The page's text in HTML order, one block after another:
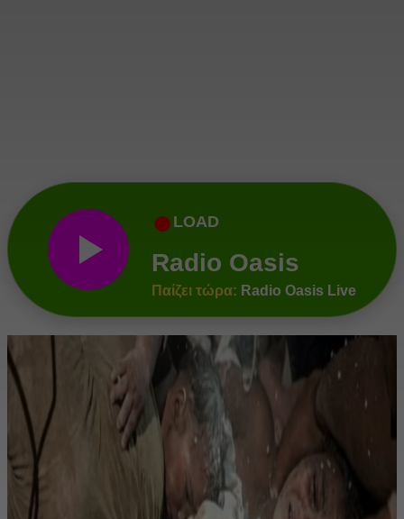
● LOAD
Radio Oasis
Παίζει τώρα: Radio Oasis Live